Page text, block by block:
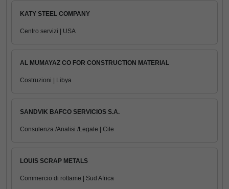
KATY STEEL COMPANY
Centro servizi | USA
AL MUMAYAZ CO FOR CONSTRUCTION MATERIAL
Costruzioni | Libya
SANDVIK BAFCO SERVICIOS S.A.
Consulenza /Analisi /Legale | Cile
LOUIS SCRAP METALS
Commercio di rottame | Sud Africa